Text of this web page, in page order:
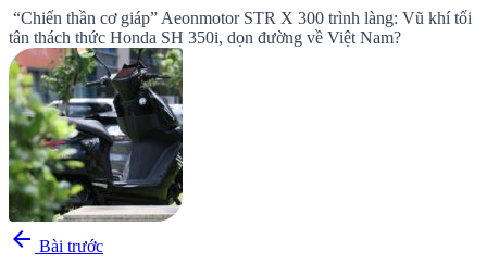
“Chiến thần cơ giáp” Aeonmotor STR X 300 trình làng: Vũ khí tối
tân thách thức Honda SH 350i, dọn đường về Việt Nam?
arrow_back Bài trước